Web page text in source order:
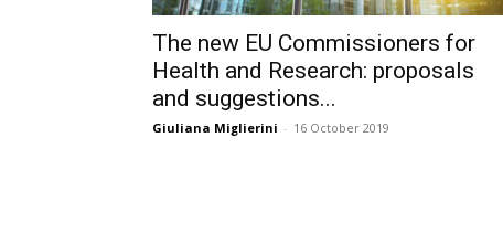
The new EU Commissioners for
Health and Research: proposals
and suggestions...
Giuliana Miglierini - 16 October 2019